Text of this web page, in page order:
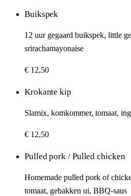
Buikspek
12 uur gegaard buikspek, little
srirachamayonaise
€ 12,50
Krokante kip
Slamix, komkommer, tomaat,
€ 12,50
Pulled pork / Pulled chicken
Homemade pulled pork of
tomaat, gebakken ui, BBQ-saus